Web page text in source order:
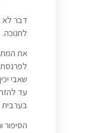
דבר לא
לחנוכה.
את
שאבי
עד
בערבית
הסיפור